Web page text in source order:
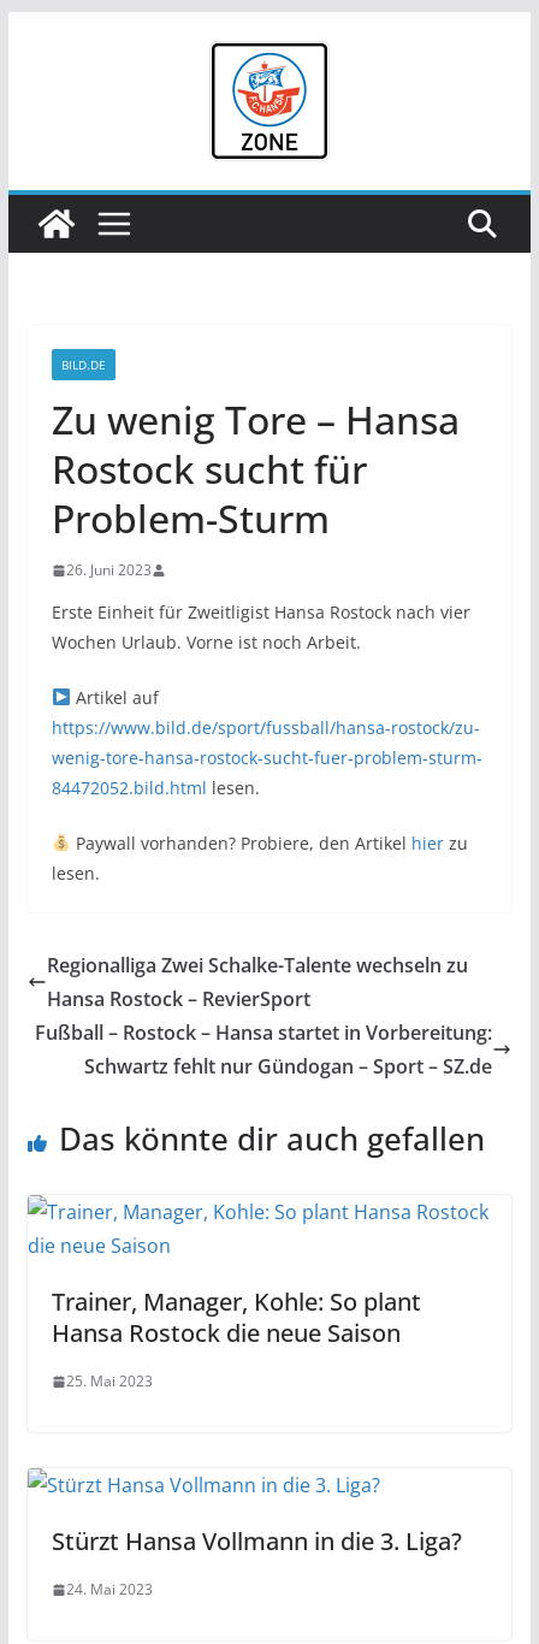
BILD.DE
Zu wenig Tore – Hansa
Rostock sucht für
Problem-Sturm
26. Juni 2023
Erste Einheit für Zweitligist Hansa Rostock nach vier
Wochen Urlaub. Vorne ist noch Arbeit.
Artikel auf
https://www.bild.de/sport/fussball/hansa-rostock/zu-
wenig-tore-hansa-rostock-sucht-fuer-problem-sturm-
84472052.bild.html lesen.
Paywall vorhanden? Probiere, den Artikel hierzu
lesen.
Regionalliga Zwei Schalke-Talente wechseln zu
Hansa Rostock – RevierSport
Fußball – Rostock – Hansa startet in Vorbereitung:
Schwartz fehlt nur Gündogan – Sport – SZ.de
Das könnte dir auch gefallen
Trainer, Manager, Kohle: So plant
Hansa Rostock die neue Saison
25. Mai 2023
Stürzt Hansa Vollmann in die 3. Liga?
24. Mai 2023